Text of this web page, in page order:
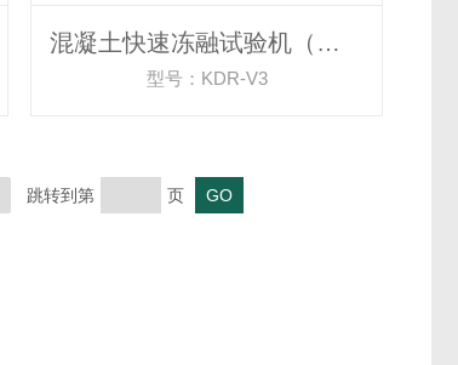
混凝土快速冻融试验机（室内外分体机）
型号：KDR-V3
跳转到第 页